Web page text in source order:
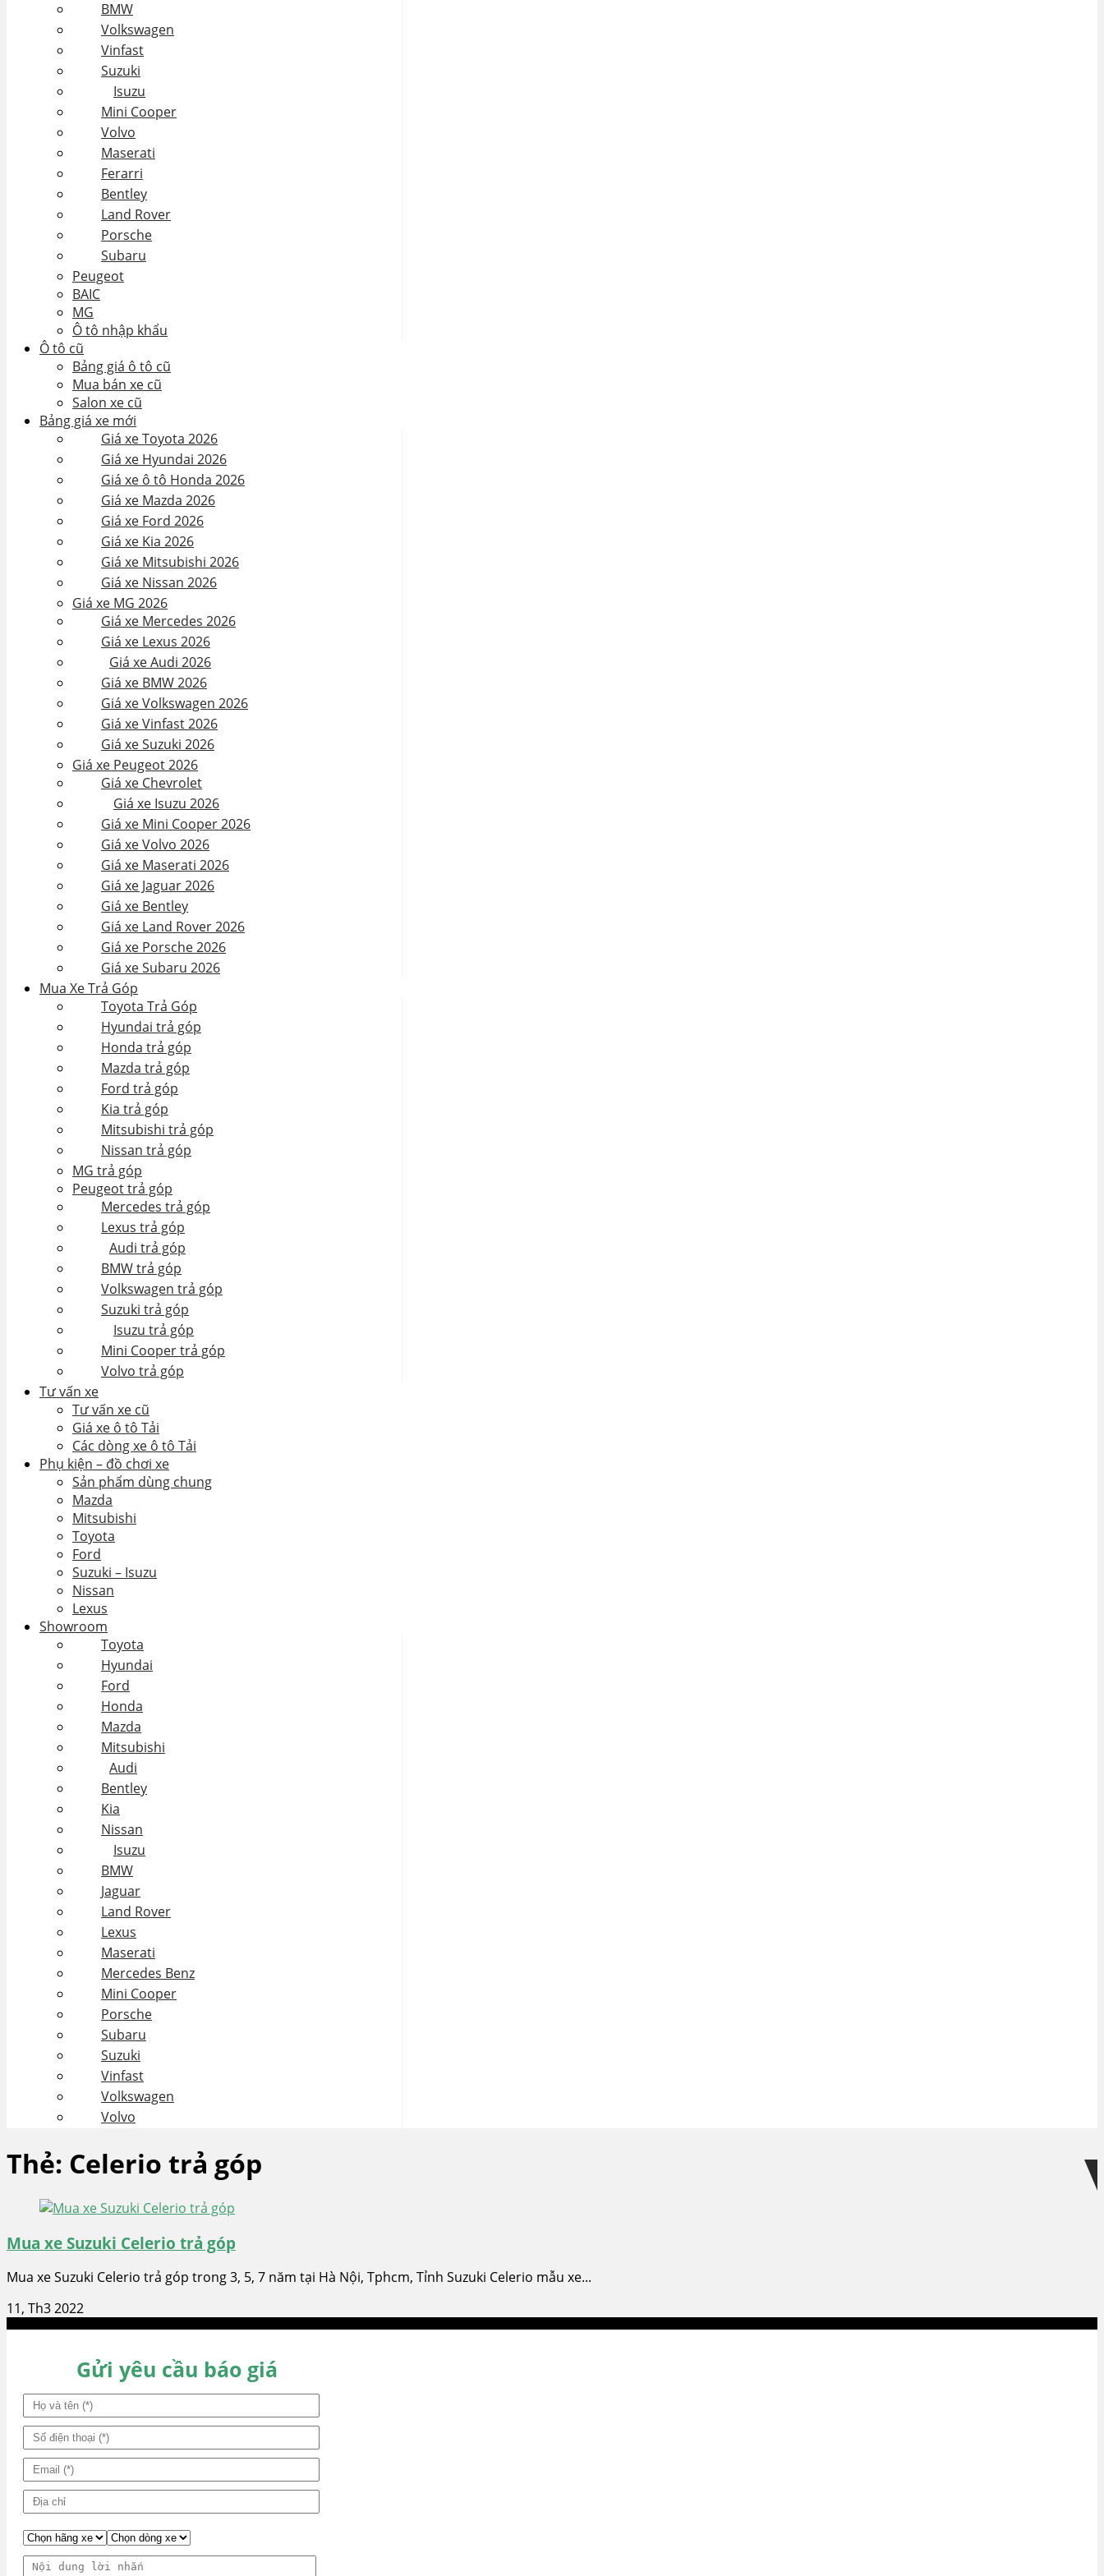
BMW
Volkswagen
Vinfast
Suzuki
Isuzu
Mini Cooper
Volvo
Maserati
Ferarri
Bentley
Land Rover
Porsche
Subaru
Peugeot
BAIC
MG
Ô tô nhập khẩu
Ô tô cũ
Bảng giá ô tô cũ
Mua bán xe cũ
Salon xe cũ
Bảng giá xe mới
Giá xe Toyota 2026
Giá xe Hyundai 2026
Giá xe ô tô Honda 2026
Giá xe Mazda 2026
Giá xe Ford 2026
Giá xe Kia 2026
Giá xe Mitsubishi 2026
Giá xe Nissan 2026
Giá xe MG 2026
Giá xe Mercedes 2026
Giá xe Lexus 2026
Giá xe Audi 2026
Giá xe BMW 2026
Giá xe Volkswagen 2026
Giá xe Vinfast 2026
Giá xe Suzuki 2026
Giá xe Peugeot 2026
Giá xe Chevrolet
Giá xe Isuzu 2026
Giá xe Mini Cooper 2026
Giá xe Volvo 2026
Giá xe Maserati 2026
Giá xe Jaguar 2026
Giá xe Bentley
Giá xe Land Rover 2026
Giá xe Porsche 2026
Giá xe Subaru 2026
Mua Xe Trả Góp
Toyota Trả Góp
Hyundai trả góp
Honda trả góp
Mazda trả góp
Ford trả góp
Kia trả góp
Mitsubishi trả góp
Nissan trả góp
MG trả góp
Peugeot trả góp
Mercedes trả góp
Lexus trả góp
Audi trả góp
BMW trả góp
Volkswagen trả góp
Suzuki trả góp
Isuzu trả góp
Mini Cooper trả góp
Volvo trả góp
Tư vấn xe
Tư vấn xe cũ
Giá xe ô tô Tải
Các dòng xe ô tô Tải
Phụ kiện – đồ chơi xe
Sản phẩm dùng chung
Mazda
Mitsubishi
Toyota
Ford
Suzuki – Isuzu
Nissan
Lexus
Showroom
Toyota
Hyundai
Ford
Honda
Mazda
Mitsubishi
Audi
Bentley
Kia
Nissan
Isuzu
BMW
Jaguar
Land Rover
Lexus
Maserati
Mercedes Benz
Mini Cooper
Porsche
Subaru
Suzuki
Vinfast
Volkswagen
Volvo
Thẻ: Celerio trả góp
Mua xe Suzuki Celerio trả góp
Mua xe Suzuki Celerio trả góp trong 3, 5, 7 năm tại Hà Nội, Tphcm, Tỉnh Suzuki Celerio mẫu xe...
11, Th3 2022
Gửi yêu cầu báo giá